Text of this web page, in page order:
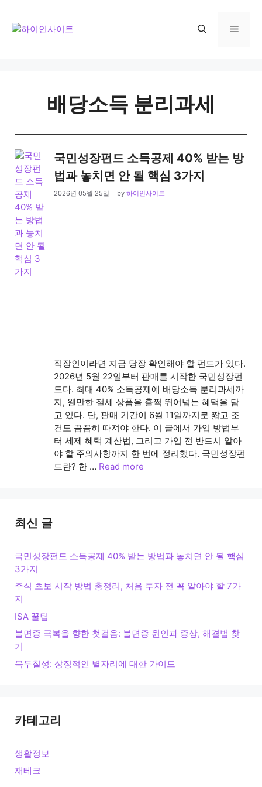
content
Menu
배당소득 분리과세
국민성장펀드 소득공제 40% 받는 방
법과 놓치면 안 될 핵심 3가지
2026년 05월 25일 by 하이인사이트
직장인이라면 지금 당장 확인해야 할 펀드가 있다.
2026년 5월 22일부터 판매를 시작한 국민성장펀
드다. 최대 40% 소득공제에 배당소득 분리과세까
지, 웬만한 절세 상품을 훌쩍 뛰어넘는 혜택을 담
고 있다. 단, 판매 기간이 6월 11일까지로 짧고 조
건도 꼼꼼히 따져야 한다. 이 글에서 가입 방법부
터 세제 혜택 계산법, 그리고 가입 전 반드시 알아
야 할 주의사항까지 한 번에 정리했다. 국민성장펀
드란? 한 … Read more
최신 글
국민성장펀드 소득공제 40% 받는 방법과 놓치면 안 될 핵심
3가지
주식 초보 시작 방법 총정리, 처음 투자 전 꼭 알아야 할 7가
지
ISA 꿀팁
불면증 극복을 향한 첫걸음: 불면증 원인과 증상, 해결법 찾
기
북두칠성: 상징적인 별자리에 대한 가이드
카테고리
생활정보
재테크